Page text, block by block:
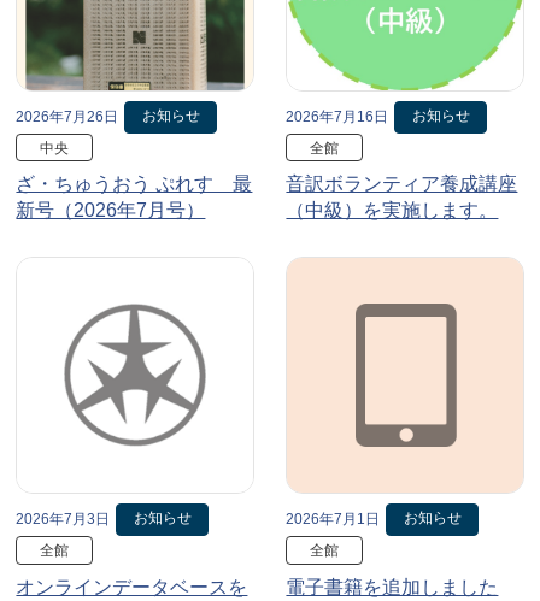
2026年7月26日
お知らせ
中央
ざ・ちゅうおう ぷれす 最
新号（2026年7月号）
2026年7月16日
お知らせ
全館
音訳ボランティア養成講座
（中級）を実施します。
2026年7月3日
お知らせ
全館
オンラインデータベースを
2026年7月1日
お知らせ
全館
電子書籍を追加しました